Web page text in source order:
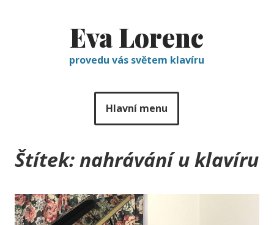
Eva Lorenc
provedu vás světem klavíru
Hlavní menu
Štítek:nahrávání u klavíru